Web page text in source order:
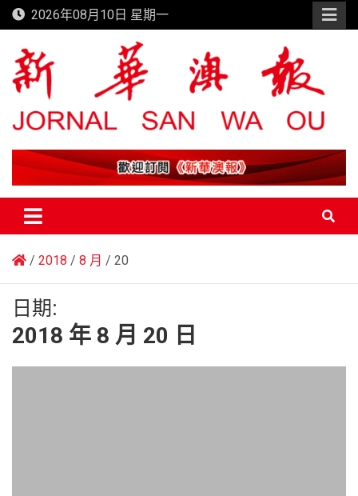
Skip
to
content
2026年08月10日 星期一
新華澳報
2018 8 月 20
日期:
2018 年 8 月 20 日